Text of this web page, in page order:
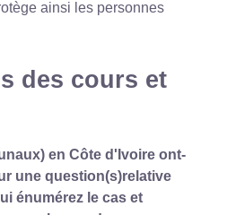
ainsi les personnes
des cours et
en Côte d'Ivoire ont-
une question(s)relative
énumérez le cas et